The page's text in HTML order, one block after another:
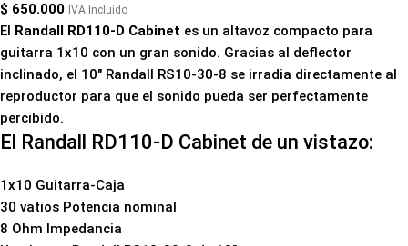
$ 650.000 IVA Incluído
El Randall RD110-D Cabinet es un altavoz compacto para
guitarra 1x10 con un gran sonido. Gracias al deflector
inclinado, el 10" Randall RS10-30-8 se irradia directamente al
reproductor para que el sonido pueda ser perfectamente
percibido.
El Randall RD110-D Cabinet de un vistazo:
1x10 Guitarra-Caja
30 vatios Potencia nominal
8 Ohm Impedancia